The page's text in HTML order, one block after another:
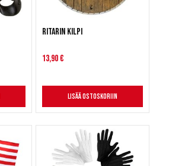
Ritarin kilpi
13,90 €
Lisää ostoskoriin